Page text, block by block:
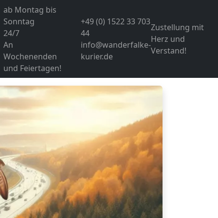
ab Montag bis
Sonntag
24/7
An
Wochenenden
und Feiertagen!
+49 (0) 1522 33 703
44
info@wanderfalke-
kurier.de
Zustellung mit
Herz und
Verstand!